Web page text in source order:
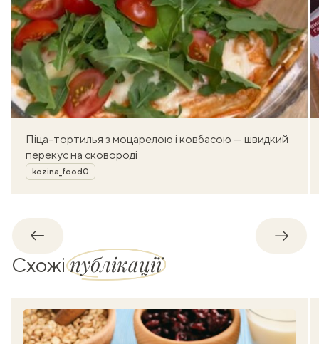
Піца-тортилья з моцарелою і ковбасою — швидкий
перекус на сковороді
Автор
kozina_food0
Назад
Схожіпублікації